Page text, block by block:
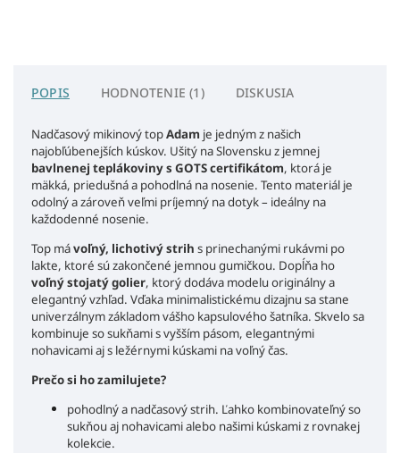
POPIS HODNOTENIE (1) DISKUSIA
Nadčasový mikinový topAdam je jedným z našich
najobľúbenejších kúskov. Ušitý na Slovensku z jemnej
bavlnenej teplákoviny s GOTS certifikátom, ktorá je
mäkká, priedušná a pohodlná na nosenie. Tento materiál je
odolný a zároveň veľmi príjemný na dotyk – ideálny na
každodenné nosenie.
Top mávoľný, lichotivý strih s prinechanými rukávmi po
lakte, ktoré sú zakončené jemnou gumičkou. Dopĺňa ho
voľný stojatý golier, ktorý dodáva modelu originálny a
elegantný vzhľad. Vďaka minimalistickému dizajnu sa stane
univerzálnym základom vášho kapsulového šatníka. Skvelo sa
kombinuje so sukňami s vyšším pásom, elegantnými
nohavicami aj s ležérnymi kúskami na voľný čas.
Prečo si ho zamilujete?
pohodlný a nadčasový strih. Ľahko kombinovateľný so
sukňou aj nohavicami alebo našimi kúskami z rovnakej
kolekcie.